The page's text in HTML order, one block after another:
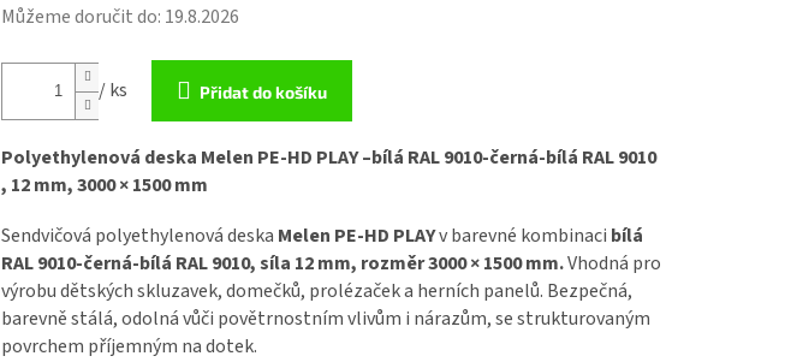
Můžeme doručit do: 19.8.2026
/ ks Přidat do košíku
Polyethylenová deska Melen PE-HD PLAY –bílá RAL 9010-černá-bílá RAL 9010
, 12 mm, 3000 × 1500 mm
Sendvičová polyethylenová deska Melen PE-HD PLAYv barevné kombinaci bílá
RAL 9010-černá-bílá RAL 9010, síla 12 mm, rozměr 3000 × 1500 mm.Vhodná pro
výrobu dětských skluzavek, domečků, prolézaček a herních panelů. Bezpečná,
barevně stálá, odolná vůči povětrnostním vlivům i nárazům, se strukturovaným
povrchem příjemným na dotek.